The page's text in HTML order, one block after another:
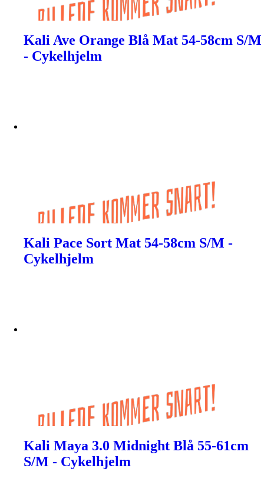
Kali Ave Orange Blå Mat 54-58cm S/M
- Cykelhjelm
Kali Pace Sort Mat 54-58cm S/M -
Cykelhjelm
Kali Maya 3.0 Midnight Blå 55-61cm
S/M - Cykelhjelm